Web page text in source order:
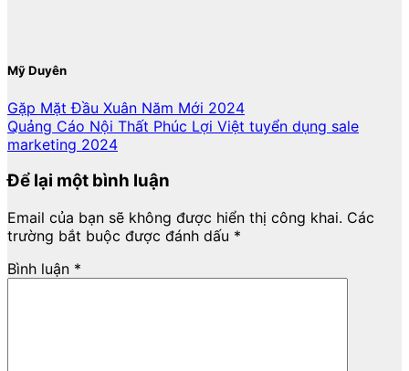
Mỹ Duyên
Gặp Mặt Đầu Xuân Năm Mới 2024
Quảng Cáo Nội Thất Phúc Lợi Việt tuyển dụng sale
marketing 2024
Để lại một bình luận
Email của bạn sẽ không được hiển thị công khai. Các
trường bắt buộc được đánh dấu *
Bình luận *